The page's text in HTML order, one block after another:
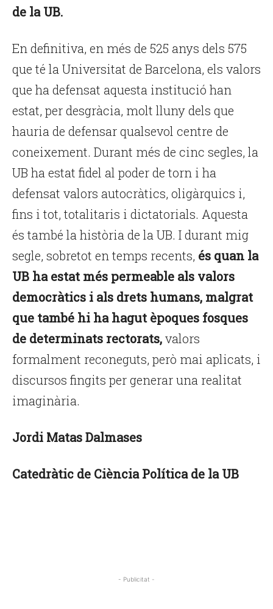
de la UB.
En definitiva, en més de 525 anys dels 575
que té la Universitat de Barcelona, els valors
que ha defensat aquesta institució han
estat, per desgràcia, molt lluny dels que
hauria de defensar qualsevol centre de
coneixement. Durant més de cinc segles, la
UB ha estat fidel al poder de torn i ha
defensat valors autocràtics, oligàrquics i,
fins i tot, totalitaris i dictatorials. Aquesta
és també la història de la UB. I durant mig
segle, sobretot en temps recents, és quan la
UB ha estat més permeable als valors
democràtics i als drets humans, malgrat
que també hi ha hagut èpoques fosques
de determinats rectorats,valors
formalment reconeguts, però mai aplicats, i
discursos fingits per generar una realitat
imaginària.
Jordi Matas Dalmases
Catedràtic de Ciència Política de la UB
- Publicitat -